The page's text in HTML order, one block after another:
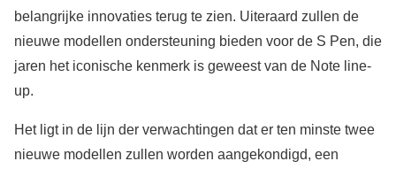
belangrijke innovaties terug te zien. Uiteraard zullen de
nieuwe modellen ondersteuning bieden voor de S Pen, die
jaren het iconische kenmerk is geweest van de Note line-
up.
Het ligt in de lijn der verwachtingen dat er ten minste twee
nieuwe modellen zullen worden aangekondigd, een